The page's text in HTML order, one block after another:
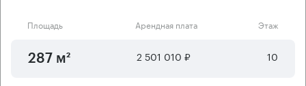
Площадь Арендная плата Этаж
287 м² 2 501 010 ₽ 10